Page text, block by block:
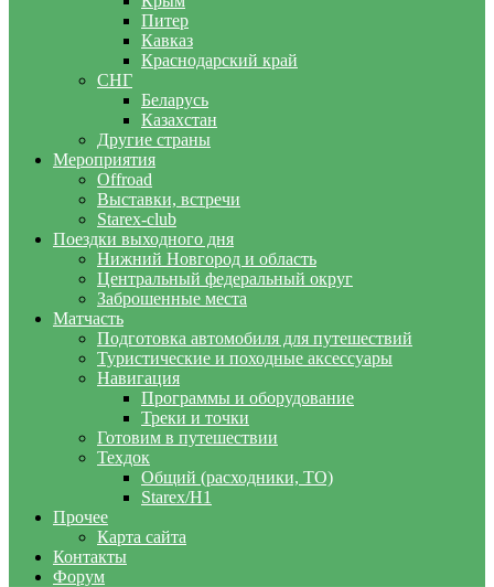
Питер
Кавказ
Краснодарский край
СНГ
Беларусь
Казахстан
Другие страны
Мероприятия
Offroad
Выставки, встречи
Starex-club
Поездки выходного дня
Нижний Новгород и область
Центральный федеральный округ
Заброшенные места
Матчасть
Подготовка автомобиля для путешествий
Туристические и походные аксессуары
Навигация
Программы и оборудование
Треки и точки
Готовим в путешествии
Техдок
Общий (расходники, ТО)
Starex/H1
Прочее
Карта сайта
Контакты
Форум